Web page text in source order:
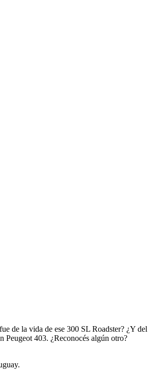
de la vida de ese 300 SL Roadster? ¿Y del
403. ¿Reconocés algún otro?